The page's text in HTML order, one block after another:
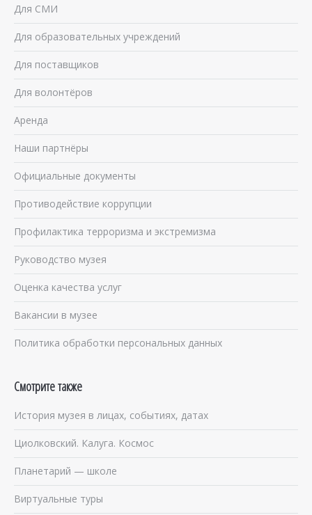
Для СМИ
Для образовательных учреждений
Для поставщиков
Для волонтёров
Аренда
Наши партнёры
Официальные документы
Противодействие коррупции
Профилактика терроризма и экстремизма
Руководство музея
Оценка качества услуг
Вакансии в музее
Политика обработки персональных данных
Смотрите также
История музея в лицах, событиях, датах
Циолковский. Калуга. Космос
Планетарий — школе
Виртуальные туры